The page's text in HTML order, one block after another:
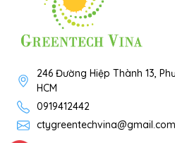
246 Đường Hiệp Thành 13,
HCM
0919412442
ctygreentechvina@gmail.com